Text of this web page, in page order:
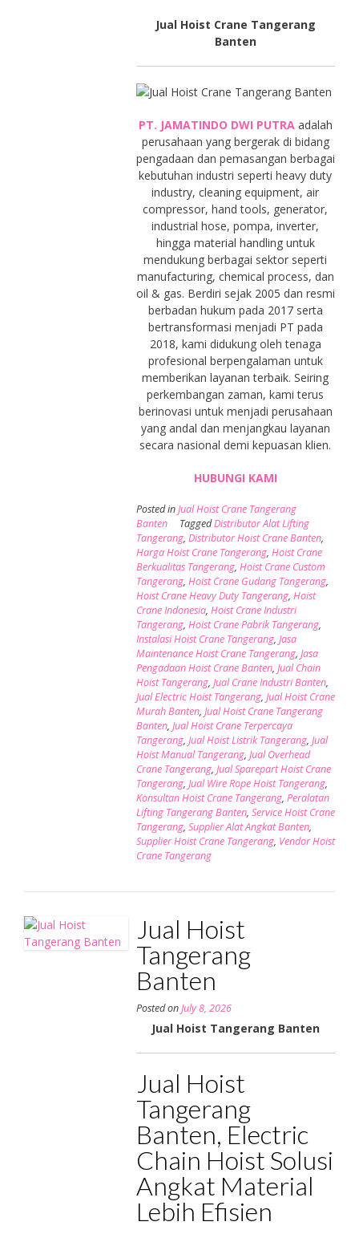
Jual Hoist Crane Tangerang
Banten
PT. JAMATINDO DWI PUTRA adalah
perusahaan yang bergerak di bidang
pengadaan dan pemasangan berbagai
kebutuhan industri seperti heavy duty
industry, cleaning equipment, air
compressor, hand tools, generator,
industrial hose, pompa, inverter,
hingga material handling untuk
mendukung berbagai sektor seperti
manufacturing, chemical process, dan
oil & gas. Berdiri sejak 2005 dan resmi
berbadan hukum pada 2017 serta
bertransformasi menjadi PT pada
2018, kami didukung oleh tenaga
profesional berpengalaman untuk
memberikan layanan terbaik. Seiring
perkembangan zaman, kami terus
berinovasi untuk menjadi perusahaan
yang andal dan menjangkau layanan
secara nasional demi kepuasan klien.
HUBUNGI KAMI
Posted inJual Hoist Crane Tangerang
Banten
TaggedDistributor Alat Lifting
Tangerang, Distributor Hoist Crane Banten,
Harga Hoist Crane Tangerang, Hoist Crane
Berkualitas Tangerang, Hoist Crane Custom
Tangerang, Hoist Crane Gudang Tangerang,
Hoist Crane Heavy Duty Tangerang, Hoist
Crane Indonesia, Hoist Crane Industri
Tangerang, Hoist Crane Pabrik Tangerang,
Instalasi Hoist Crane Tangerang, Jasa
Maintenance Hoist Crane Tangerang, Jasa
Pengadaan Hoist Crane Banten, Jual Chain
Hoist Tangerang, Jual Crane Industri Banten,
Jual Electric Hoist Tangerang, Jual Hoist Crane
Murah Banten, Jual Hoist Crane Tangerang
Banten, Jual Hoist Crane Terpercaya
Tangerang, Jual Hoist Listrik Tangerang, Jual
Hoist Manual Tangerang, Jual Overhead
Crane Tangerang, Jual Sparepart Hoist Crane
Tangerang, Jual Wire Rope Hoist Tangerang,
Konsultan Hoist Crane Tangerang, Peralatan
Lifting Tangerang Banten, Service Hoist Crane
Tangerang, Supplier Alat Angkat Banten,
Supplier Hoist Crane Tangerang, Vendor Hoist
Crane Tangerang
Jual Hoist
Tangerang
Banten
Posted onJuly 8, 2026
Jual Hoist Tangerang Banten
Jual Hoist
Tangerang
Banten, Electric
Chain Hoist Solusi
Angkat Material
Lebih Efisien